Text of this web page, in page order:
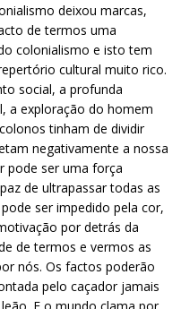
deixou marcas,
de termos uma
colonialismo e isto tem
cultural muito rico.
social, a profunda
a exploração do homem
tinham de dividir
negativamente a nossa
pode ser uma força
de ultrapassar todas as
ser impedido pela cor,
por detrás da
de termos e vermos as
nós. Os factos poderão
pelo caçador jamais